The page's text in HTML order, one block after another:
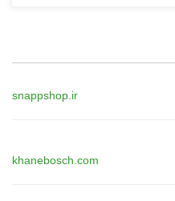
snappshop.ir
khanebosch.com